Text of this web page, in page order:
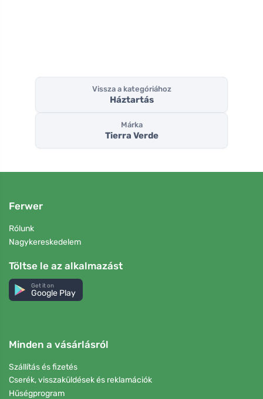
Vissza a kategóriához
Háztartás
Márka
Tierra Verde
Ferwer
Rólunk
Nagykereskedelem
Töltse le az alkalmazást
Get it on
Google Play
Minden a vásárlásról
Szállítás és fizetés
Cserék, visszaküldések és reklamációk
Hűségprogram